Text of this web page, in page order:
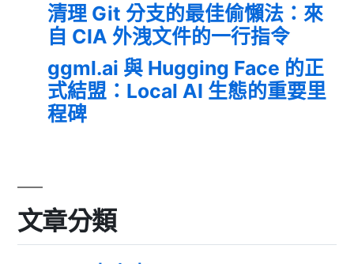
清理 Git 分支的最佳偷懶法：來
自 CIA 外洩文件的一行指令
ggml.ai 與 Hugging Face 的正
式結盟：Local AI 生態的重要里
程碑
文章分類